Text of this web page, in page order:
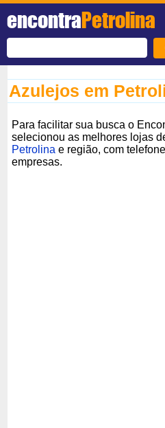
encontraPetrolina
Azulejos em
Para facilitar sua busca o
selecionou as melhores lojas
Petrolina e região, com
empresas.